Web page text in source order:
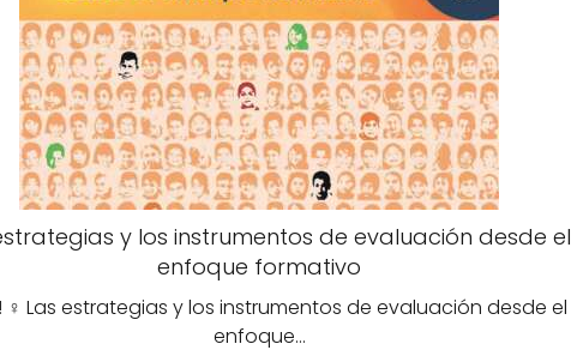
y los instrumentos de evaluación desde el
enfoque formativo
‍♀️ Las estrategias y los instrumentos de evaluación desde el
enfoque…